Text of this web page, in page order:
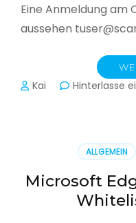
Eine Anmeldung am
aussehen
Kai Hinterlasse
ALLGEMEIN
Microsoft